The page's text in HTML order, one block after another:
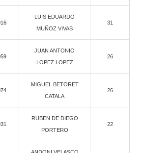
LUIS EDUARDO
MUÑOZ VIVAS
31
JUAN ANTONIO
LOPEZ LOPEZ
26
MIGUEL BETORET
CATALA
26
RUBEN DE DIEGO
PORTERO
22